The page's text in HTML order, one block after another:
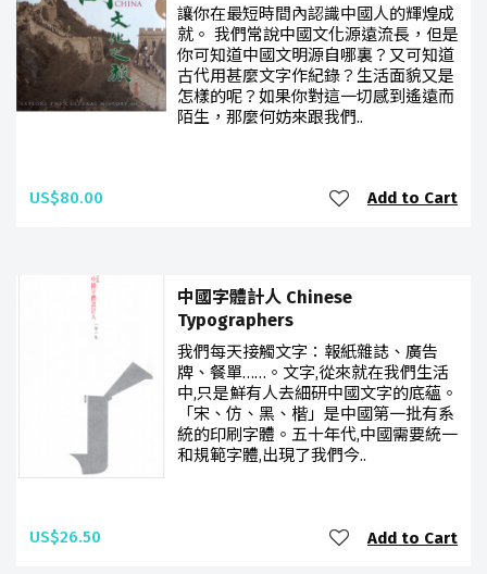
讓你在最短時間內認識中國人的輝煌成
就。 我們常說中國文化源遠流長，但是
你可知道中國文明源自哪裏？又可知道
古代用甚麼文字作紀錄？生活面貌又是
怎樣的呢？如果你對這一切感到遙遠而
陌生，那麼何妨來跟我們..
US$80.00 Add to Cart
中國字體計人 Chinese
Typographers
我們每天接觸文字：報紙雜誌、廣告
牌、餐單……。文字,從來就在我們生活
中,只是鮮有人去細研中國文字的底蘊。
「宋、仿、黑、楷」是中國第一批有系
統的印刷字體。五十年代,中國需要統一
和規範字體,出現了我們今..
US$26.50 Add to Cart